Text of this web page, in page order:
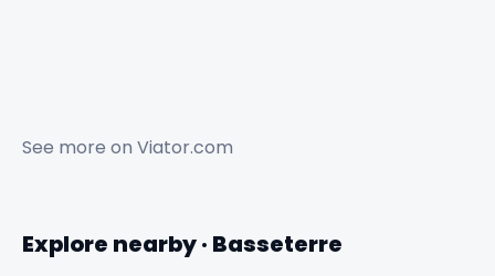
See more on Viator.com
Explore nearby · Basseterre